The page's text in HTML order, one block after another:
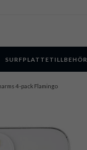
SURFPLATTETILLBEHÖR
4-pack Flamingo